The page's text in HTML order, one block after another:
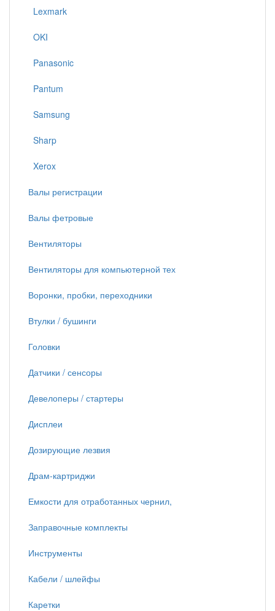
Lexmark
OKI
Panasonic
Pantum
Samsung
Sharp
Xerox
Валы регистрации
Валы фетровые
Вентиляторы
Вентиляторы для компьютерной тех
Воронки, пробки, переходники
Втулки / бушинги
Головки
Датчики / сенсоры
Девелоперы / стартеры
Дисплеи
Дозирующие лезвия
Драм-картриджи
Емкости для отработанных чернил,
Заправочные комплекты
Инструменты
Кабели / шлейфы
Каретки